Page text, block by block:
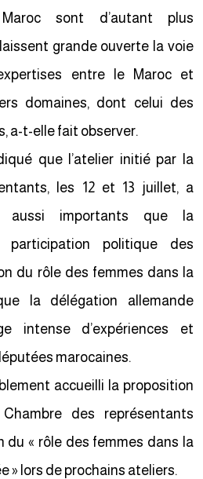
sont d’autant plus
grande ouverte la voie
entre le Maroc et
domaines, dont celui des
a-t-elle fait observer.
que l’atelier initié par la
les 12 et 13 juillet, a
aussi importants que la
participation politique des
du rôle des femmes dans la
la délégation allemande
intense d’expériences et
marocaines.
accueilli la proposition
des représentants
du « rôle des femmes dans la
» lors de prochains ateliers.